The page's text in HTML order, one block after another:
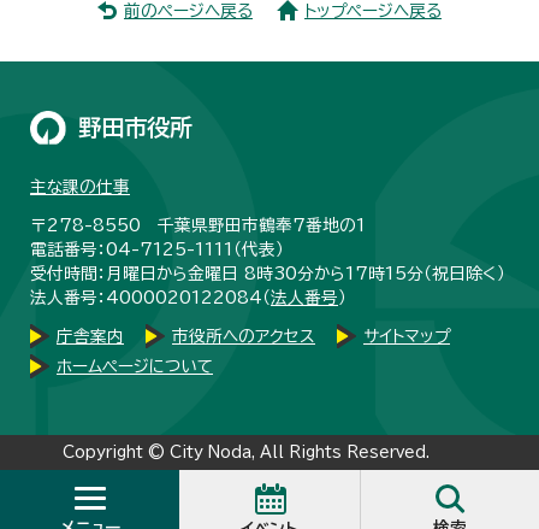
前のページへ戻る トップページへ戻る
野田市役所
主な課の仕事
〒278-8550 千葉県野田市鶴奉7番地の1
電話番号：04-7125-1111（代表）
受付時間：月曜日から金曜日 8時30分から17時15分（祝日除く）
法人番号：4000020122084（法人番号 ）
庁舎案内 市役所へのアクセス
サイトマップ
ホームページについて
Copyright © City Noda, All Rights Reserved.